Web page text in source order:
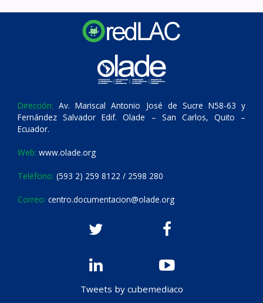
Dirección: Av. Mariscal Antonio José de Sucre N58-63 y
Fernández Salvador Edif. Olade – San Carlos, Quito –
Ecuador.
Web: www.olade.org
Teléfono: (593 2) 259 8122 / 2598 280
Correo: centro.documentacion@olade.org
Tweets by cubemediaco